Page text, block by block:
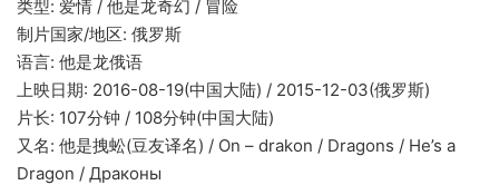
类型: 爱情 / 他是龙奇幻 / 冒险
制片国家/地区: 俄罗斯
语言: 他是龙俄语
上映日期: 2016-08-19(中国大陆) / 2015-12-03(俄罗斯)
片长: 107分钟 / 108分钟(中国大陆)
又名: 他是拽蚣(豆友译名) / On – drakon / Dragons / He’s a
Dragon / Драконы